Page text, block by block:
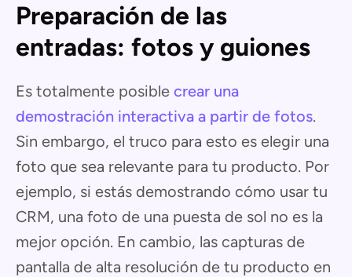
Preparación de las
entradas: fotos y guiones
Es totalmente posible crear una
demostración interactiva a partir de fotos.
Sin embargo, el truco para esto es elegir una
foto que sea relevante para tu producto. Por
ejemplo, si estás demostrando cómo usar tu
CRM, una foto de una puesta de sol no es la
mejor opción. En cambio, las capturas de
pantalla de alta resolución de tu producto en